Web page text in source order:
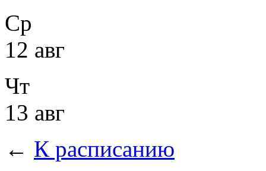
Ср
12 авг
Чт
13 авг
← К расписанию